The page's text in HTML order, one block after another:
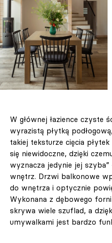
W głównej łazience czyste
wyrazistą płytką
takiej teksturze cięcia
się niewidoczne, dzięki
wyznacza jedynie jej
wnętrz. Drzwi balkonowe
do wnętrza i optycznie
Wykonana z dębowego
skrywa wiele szuflad, a
umywalkami jest bardzo